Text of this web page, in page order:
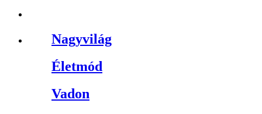
Nagyvilág
Életmód
Vadon